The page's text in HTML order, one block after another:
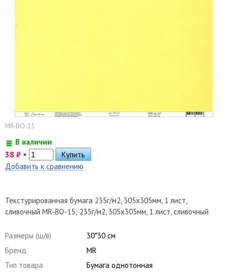
MR-BO-15
В наличии
38 ₽ ×
Добавить к сравнению
Текстурированная бумага 235г/м2, 305х305мм, 1 лист,
сливочный MR-BO-15; 235г/м2, 305х305мм, 1 лист, сливочный
Размеры (ш/в)
30*30 см
Бренд
MR
Тип товара
Бумага однотонная